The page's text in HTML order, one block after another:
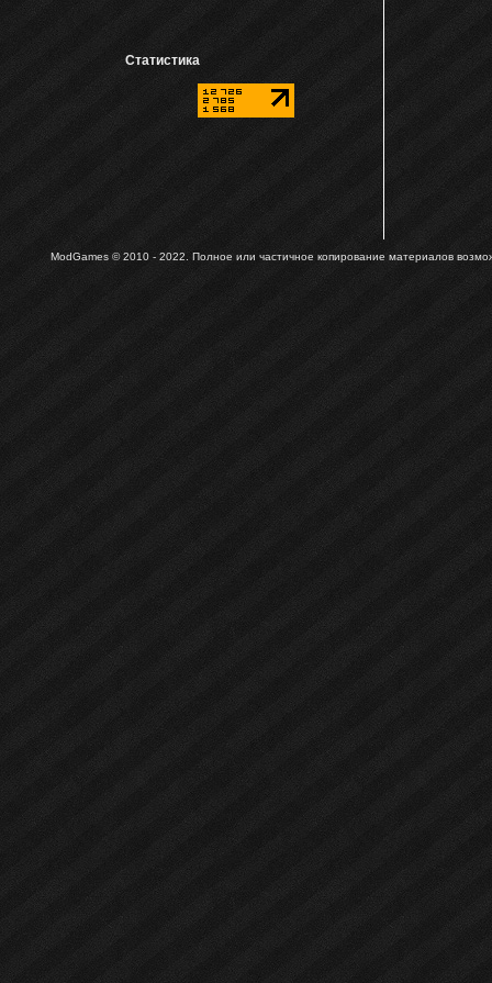
Статистика
ModGames © 2010 - 2022. Полное или частичное копирование материалов